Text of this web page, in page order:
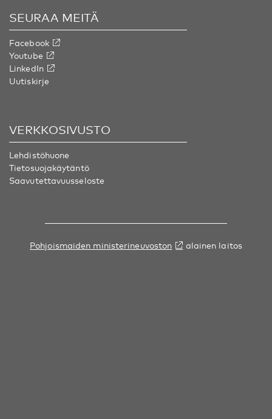
SEURAA MEITÄ
Facebook
Youtube
LinkedIn
Uutiskirje
VERKKOSIVUSTO
Lehdistöhuone
Tietosuojakäytäntö
Saavutettavuusseloste
Pohjoismaiden ministerineuvoston alainen laitos